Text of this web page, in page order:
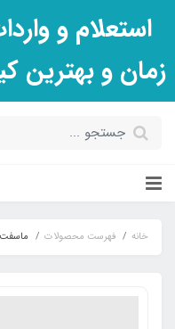
استعلام و
زمان و بهترین
خانه فهرست محصولات ماسفت STP14NK50Z